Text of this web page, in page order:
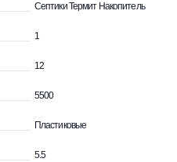
Септики Термит Накопитель
1
12
5500
Пластиковые
5.5